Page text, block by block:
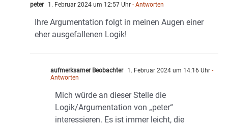
peter 1. Februar 2024 um 12:57 Uhr - Antworten
Ihre Argumentation folgt in meinen Augen einer
eher ausgefallenen Logik!
aufmerksamer Beobachter 1. Februar 2024 um 14:16 Uhr -
Antworten
Mich würde an dieser Stelle die
Logik/Argumentation von „peter“
interessieren. Es ist immer leicht, die